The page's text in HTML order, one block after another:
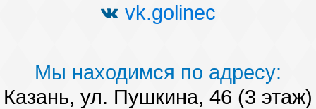
vk.golinec
Мы находимся по адресу:
Казань, ул. Пушкина, 46 (3 этаж)